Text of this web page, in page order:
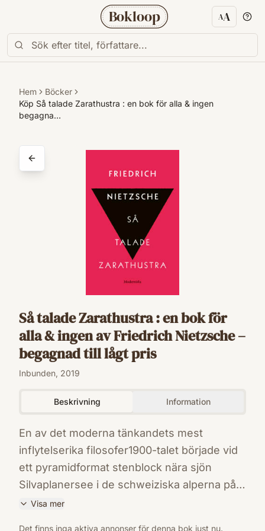
Bokloop AA
Hem
Böcker
Köp Så talade Zarathustra : en bok för alla & ingen
begagna…
Så talade Zarathustra : en bok för
alla & ingen av Friedrich Nietzsche –
begagnad till lågt pris
Inbunden, 2019
Beskrivning Information
En av det moderna tänkandets mest
inflytelserika filosofer1900-talet började vid
ett pyramidformat stenblock nära sjön
Silvaplanersee i de schweiziska alperna på
1880-talet. Det var där Friedrich Nietzsche
Visa mer
Det finns inga aktiva annonser för denna bok just nu.